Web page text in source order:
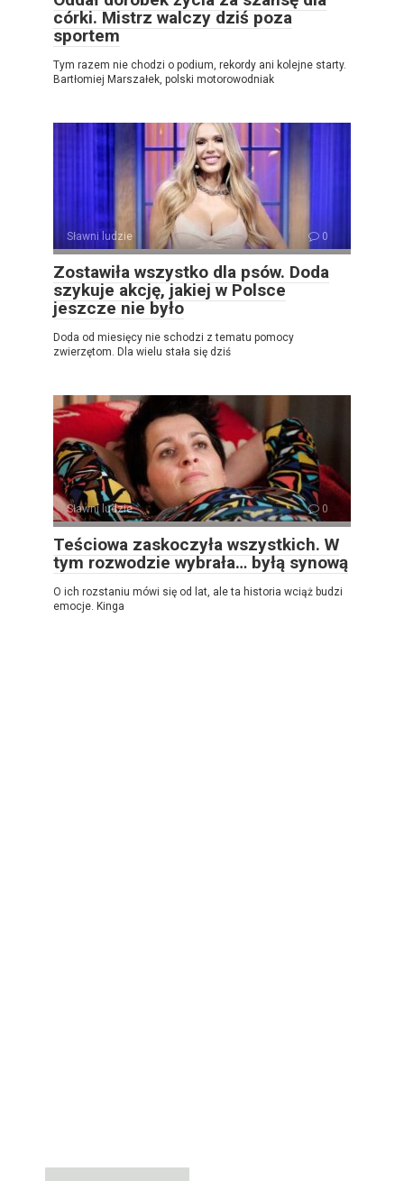
córki. Mistrz walczy dziś poza
sportem
Tym razem nie chodzi o podium, rekordy ani kolejne starty.
Bartłomiej Marszałek, polski motorowodniak
Sławni ludzie 0
Zostawiła wszystko dla psów. Doda
szykuje akcję, jakiej w Polsce
jeszcze nie było
Doda od miesięcy nie schodzi z tematu pomocy
zwierzętom. Dla wielu stała się dziś
Sławni ludzie 0
Teściowa zaskoczyła wszystkich. W
tym rozwodzie wybrała… byłą synową
O ich rozstaniu mówi się od lat, ale ta historia wciąż budzi
emocje. Kinga